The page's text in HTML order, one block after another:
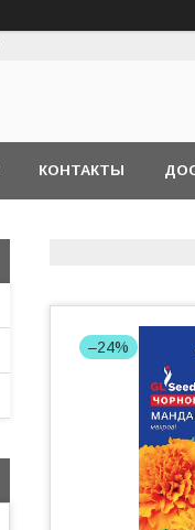
КОНТАКТЫ
–24%